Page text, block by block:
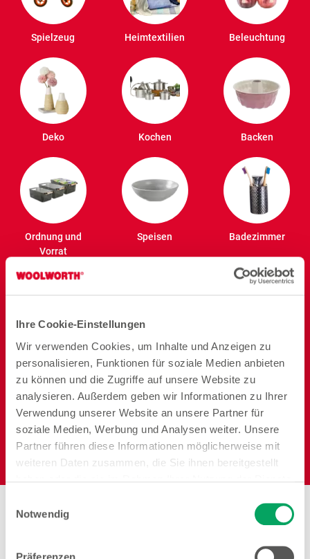
Ihre Cookie-Einstellungen
Wir verwenden Cookies, um Inhalte und Anzeigen zu
personalisieren, Funktionen für soziale Medien anbieten
zu können und die Zugriffe auf unsere Website zu
analysieren. Außerdem geben wir Informationen zu Ihrer
Verwendung unserer Website an unsere Partner für
soziale Medien, Werbung und Analysen weiter. Unsere
Partner führen diese Informationen möglicherweise mit
weiteren Daten zusammen, die Sie ihnen bereitgestellt
Einstellungen zu den Cookies finden Sie
Notwendig
Spielzeug Heimtextilien Beleuchtung
Deko Kochen Backen
Ordnung und
Vorrat
Speisen Badezimmer
Reisen Garten Heimtier
Elektro
Stores in der Nähe von